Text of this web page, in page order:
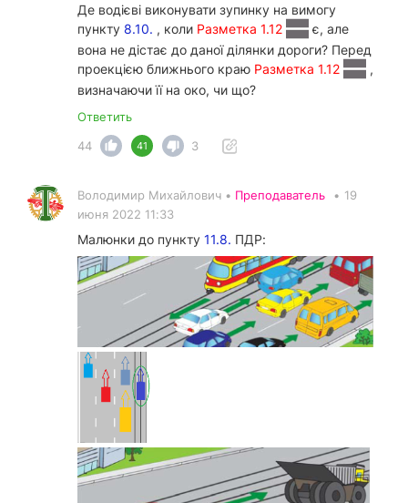
Де водієві виконувати зупинку на вимогу
пункту 8.10. , коли Разметка 1.12
є, але
вона не дістає до даної ділянки дороги? Перед
проекцією ближнього краю Разметка 1.12
,
визначаючи її на око, чи що?
Ответить
44
41 3
Володимир Михайлович • Преподаватель • 19
июня 2022 11:33
Малюнки до пункту 11.8. ПДР: